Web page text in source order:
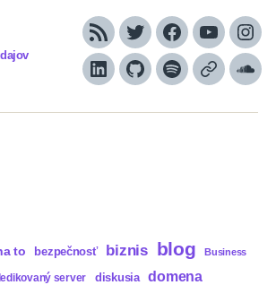
RSS TwitterFacebook
YouTube
LinkedInGitHubSpotifyApple
to bezpečnosť biznis blog Business
server diskusia domena